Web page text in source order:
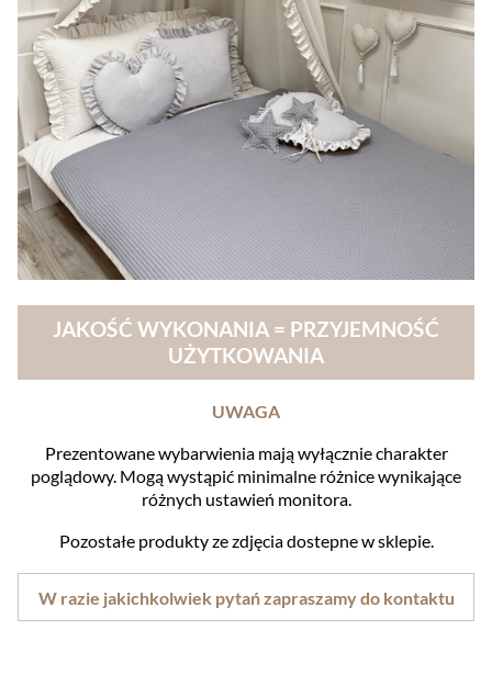
JAKOŚĆ WYKONANIA = PRZYJEMNOŚĆ
UŻYTKOWANIA
UWAGA
Prezentowane wybarwienia mają wyłącznie charakter
poglądowy. Mogą wystąpić minimalne różnice wynikające
różnych ustawień monitora.
Pozostałe produkty ze zdjęcia dostepne w sklepie.
W razie jakichkolwiek pytań zapraszamy do kontaktu